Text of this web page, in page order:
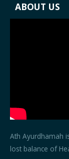
ABOUT US
Ath Ayurdhamah
lost balance of